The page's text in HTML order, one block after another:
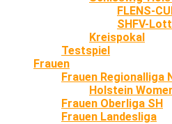
FLENS-
SHFV-
Kreispokal
Testspiel
Frauen
Frauen Regionalliga
Holstein
Frauen Oberliga SH
Frauen Landesliga